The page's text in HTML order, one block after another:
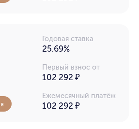
Годовая ставка
25.69%
Первый взнос от
102 292 ₽
Ежемесячный платёж
102 292 ₽